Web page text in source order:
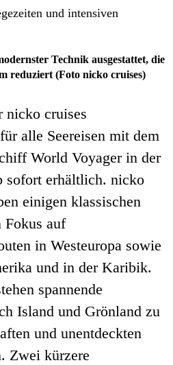
Technik ausgestattet, die
reduziert (Foto nicko cruises)
nicko cruises
alle Seereisen mit dem
World Voyager in der
sofort erhältlich. nicko
einigen klassischen
Fokus auf
in Westeuropa sowie
und in der Karibik.
spannende
Island und Grönland zu
und unentdeckten
Zwei kürzere